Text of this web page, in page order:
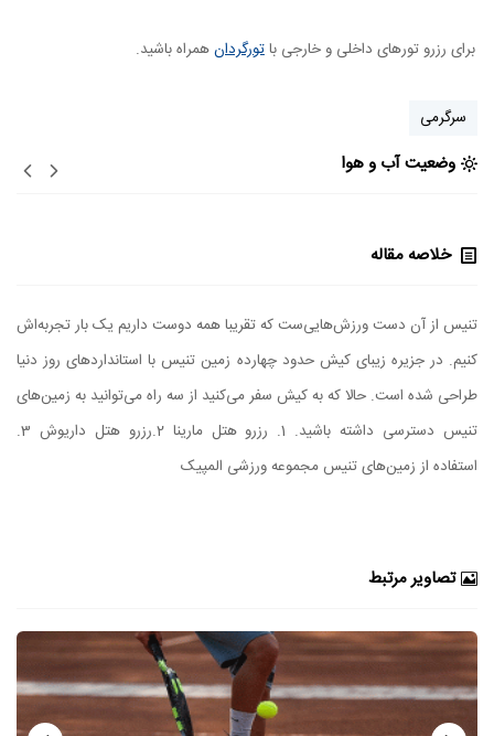
برای رزرو تورهای داخلی و خارجی باتورگردانهمراه باشید.
سرگرمی
وضعیت آب و هوا
خلاصه مقاله
تنیس از آن دست ورزش‌هایی‌ست که تقریبا همه دوست داریم یک بار تجربه‌اش
کنیم. در جزیره زیبای کیش حدود چهارده زمین تنیس با استانداردهای روز دنیا
طراحی شده است. حالا که به کیش سفر می‌کنید از سه راه می‌توانید به زمین‌های
تنیس دسترسی داشته باشید. 1. رزرو هتل مارینا 2.رزرو هتل داریوش 3.
استفاده از زمین‌های تنیس مجموعه ورزشی المپیک
تصاویر مرتبط